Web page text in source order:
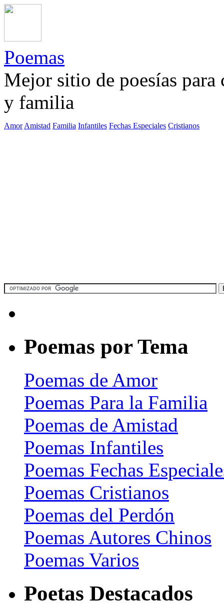
Poemas
Mejor sitio de poesías
y familia
Amor Amistad Familia Infantiles Fechas Especiales Cristianos
Poemas por Tema
Poemas de Amor
Poemas Para la Familia
Poemas de Amistad
Poemas Infantiles
Poemas Fechas
Poemas Cristianos
Poemas del Perdón
Poemas Autores Chinos
Poemas Varios
Poetas Destacados